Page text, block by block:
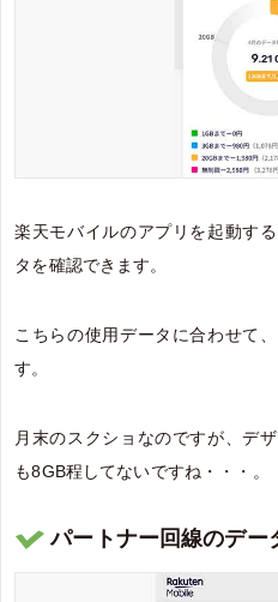
楽天モバイルのアプリを起動す
タを確認できます。
こちらの使用データに合わせて
す。
月末のスクショなのですが、デ
も8GB程してないですね・・・。
パートナー回線のデー